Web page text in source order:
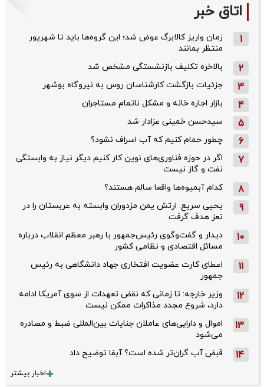
اتاق خبر
1
زمان واریز کالابرگ عوض شد؛ این گروه‌ها باید تا شهریور
منتظر بمانند
2 بالاخره تکلیف بازنشستگی مشخص شد
3 جزئیات بازگشت کارشناسان روس به نیروگاه بوشهر
4 بازار اجاره خانه و مشکل ناتمام مستاجران
5 سیدحسن خمینی عزادار شد
6 چطور حمام کنیم که آب اسراف نشود؟
7
اگر در حوزه فناوری‌های نوین کار کنیم دیگر نیاز به وابستگی
نفت و گاز نیست
8 کدام آبمیوه‌ها واقعا سالم هستند؟
9
یحیی سریع: ارتش یمن مزدوران وابسته به عربستان را در
تعز هدف گرفت
10
دیدار و گفت‌وگوی رئیس‌جمهور با رهبر معظم انقلاب درباره
مسائل اقتصادی و نظامی کشور
11
اعطای کارت عضویت افتخاری جهاد دانشگاهی به رئیس‌
جمهور
12
وزیر خارجه: تا زمانی که نقض تعهدات از سوی آمریکا ادامه
دارد، شروع مجدد مذاکرات ممکن نیست
13
اموال و دارایی‌های عاملان جنایات بین‌المللی ضبط و مصادره
می‌شود
14 قبض آب گران‌تر شده است؟ آبفا توضیح داد
اخبار بیشتر